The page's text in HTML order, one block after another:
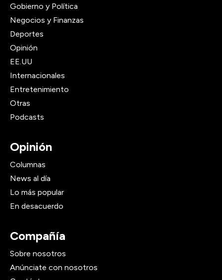
Gobierno y Política
Negocios y Finanzas
Deportes
Opinión
EE.UU
Internacionales
Entretenimiento
Otras
Podcasts
Opinión
Columnas
News al día
Lo más popular
En desacuerdo
Compañía
Sobre nosotros
Anúnciate con nosotros